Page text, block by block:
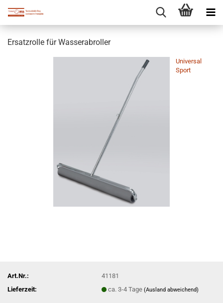
Ersatzrolle für Wasserabroller
Universal
Sport
Art.Nr.:
41181
Lieferzeit:
ca. 3-4 Tage(Ausland abweichend)